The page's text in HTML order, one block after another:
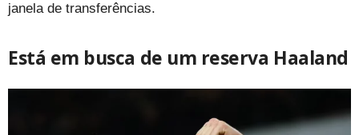
janela de transferências.
Está em busca de um reserva Haaland